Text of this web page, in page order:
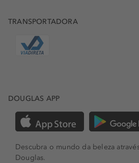
TRANSPORTADORA
DOUGLAS APP
Descubra o mundo da beleza
Douglas.